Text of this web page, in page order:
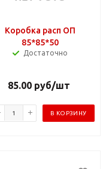
Коробка расп ОП
85*85*50
Достаточно
85.00 руб/шт
В КОРЗИНУ